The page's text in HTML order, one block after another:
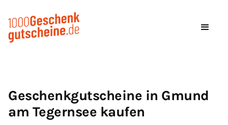
Geschenkgutscheine in Gmund
am Tegernsee kaufen